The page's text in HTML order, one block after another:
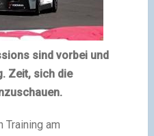
sind vorbei und
Zeit, sich die
Training am